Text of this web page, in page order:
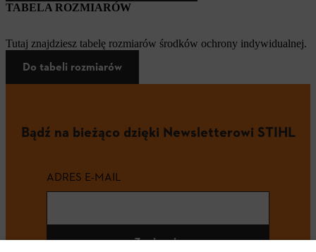
TABELA ROZMIARÓW
Tutaj znajdziesz tabelę rozmiarów środków ochrony indywidualnej.
Do tabeli rozmiarów
Bądź na bieżąco dzięki Newsletterowi STIHL
ADRES E-MAIL
Zapisz się